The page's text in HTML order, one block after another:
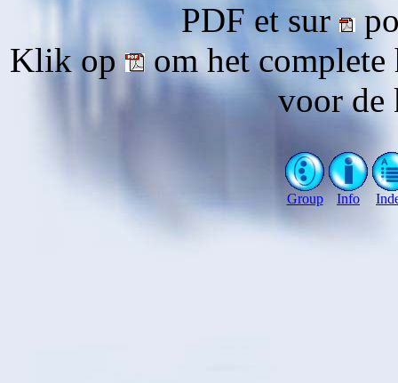
PDF et sur
Klik op om het complete
voor de
Group Info